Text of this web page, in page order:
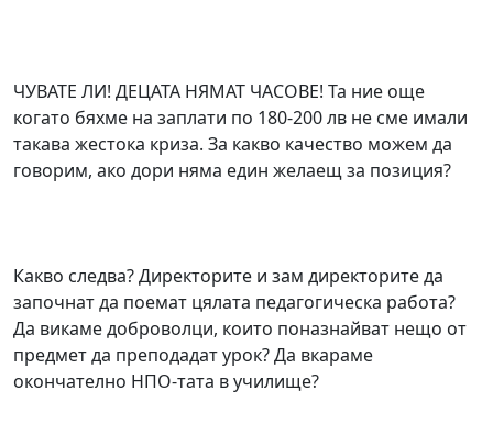
ЧУВАТЕ ЛИ! ДЕЦАТА НЯМАТ ЧАСОВЕ! Та ние още
когато бяхме на заплати по 180-200 лв не сме имали
такава жестока криза. За какво качество можем да
говорим, ако дори няма един желаещ за позиция?
Какво следва? Директорите и зам директорите да
започнат да поемат цялата педагогическа работа?
Да викаме доброволци, които поназнайват нещо от
предмет да преподадат урок? Да вкараме
окончателно НПО-тата в училище?